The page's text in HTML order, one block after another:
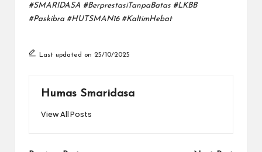
#SMARIDASA #BerprestasiTanpaBatas #LKBB
#Paskibra #HUTSMAN16 #KaltimHebat
Last updated on 25/10/2025
Humas Smaridasa
View All Posts